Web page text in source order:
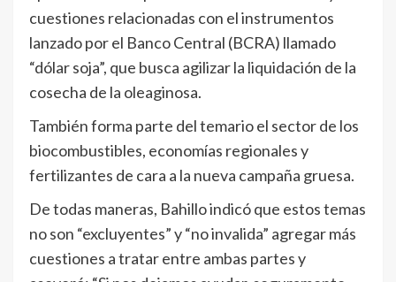
cuestiones relacionadas con el instrumentos
lanzado por el Banco Central (BCRA) llamado
“dólar soja”, que busca agilizar la liquidación de la
cosecha de la oleaginosa.
También forma parte del temario el sector de los
biocombustibles, economías regionales y
fertilizantes de cara a la nueva campaña gruesa.
De todas maneras, Bahillo indicó que estos temas
no son “excluyentes” y “no invalida” agregar más
cuestiones a tratar entre ambas partes y